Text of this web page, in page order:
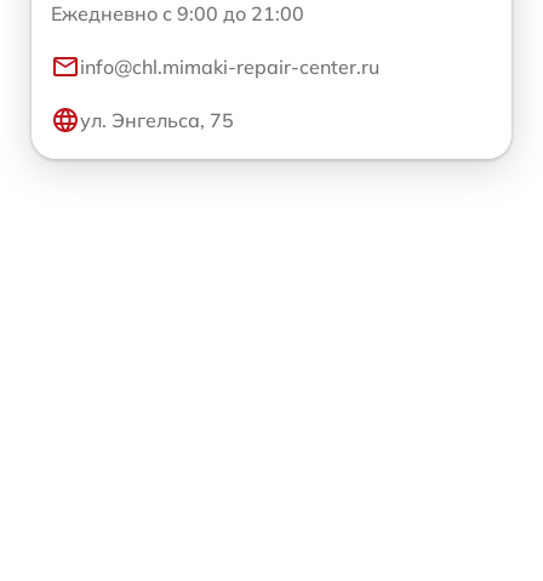
Ежедневно с 9:00 до 21:00
info@chl.mimaki-repair-center.ru
ул. Энгельса, 75